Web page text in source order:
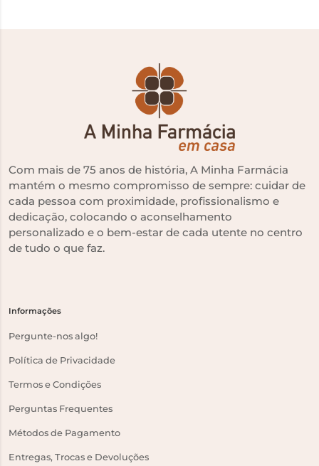
Com mais de 75 anos de história, A Minha Farmácia
mantém o mesmo compromisso de sempre: cuidar de
cada pessoa com proximidade, profissionalismo e
dedicação, colocando o aconselhamento
personalizado e o bem-estar de cada utente no centro
de tudo o que faz.
Informações
Pergunte-nos algo!
Política de Privacidade
Termos e Condições
Perguntas Frequentes
Métodos de Pagamento
Entregas, Trocas e Devoluções